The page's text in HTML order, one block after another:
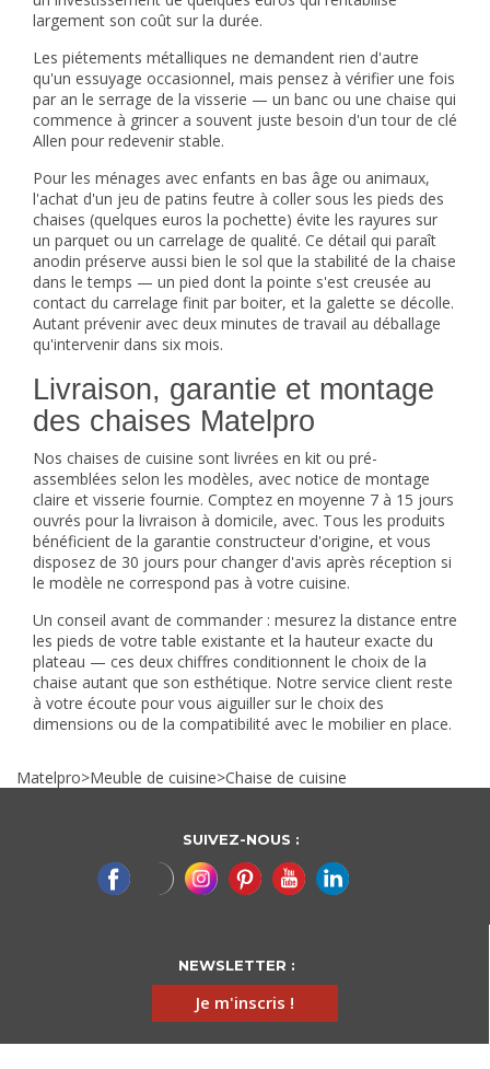
largement son coût sur la durée.
Les piétements métalliques ne demandent rien d'autre
qu'un essuyage occasionnel, mais pensez à vérifier une fois
par an le serrage de la visserie — un banc ou une chaise qui
commence à grincer a souvent juste besoin d'un tour de clé
Allen pour redevenir stable.
Pour les ménages avec enfants en bas âge ou animaux,
l'achat d'un jeu de patins feutre à coller sous les pieds des
chaises (quelques euros la pochette) évite les rayures sur
un parquet ou un carrelage de qualité. Ce détail qui paraît
anodin préserve aussi bien le sol que la stabilité de la chaise
dans le temps — un pied dont la pointe s'est creusée au
contact du carrelage finit par boiter, et la galette se décolle.
Autant prévenir avec deux minutes de travail au déballage
qu'intervenir dans six mois.
Livraison, garantie et montage
des chaises Matelpro
Nos chaises de cuisine sont livrées en kit ou pré-
assemblées selon les modèles, avec notice de montage
claire et visserie fournie. Comptez en moyenne 7 à 15 jours
ouvrés pour la livraison à domicile, avec. Tous les produits
bénéficient de la garantie constructeur d'origine, et vous
disposez de 30 jours pour changer d'avis après réception si
le modèle ne correspond pas à votre cuisine.
Un conseil avant de commander : mesurez la distance entre
les pieds de votre table existante et la hauteur exacte du
plateau — ces deux chiffres conditionnent le choix de la
chaise autant que son esthétique. Notre service client reste
à votre écoute pour vous aiguiller sur le choix des
dimensions ou de la compatibilité avec le mobilier en place.
Matelpro>Meuble de cuisine>Chaise de cuisine
SUIVEZ-NOUS :
NEWSLETTER :
Je m'inscris !